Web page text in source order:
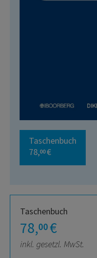
Taschenbuch
78,00 €
Taschenbuch
78,00€
inkl. gesetzl. MwSt.